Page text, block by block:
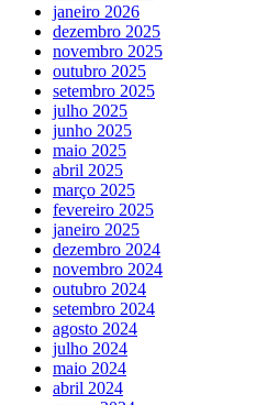
janeiro 2026
dezembro 2025
novembro 2025
outubro 2025
setembro 2025
julho 2025
junho 2025
maio 2025
abril 2025
março 2025
fevereiro 2025
janeiro 2025
dezembro 2024
novembro 2024
outubro 2024
setembro 2024
agosto 2024
julho 2024
maio 2024
abril 2024